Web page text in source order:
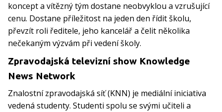
koncept a vítězný tým dostane neobvyklou a vzrušující
cenu. Dostane příležitost na jeden den řídit školu,
převzít roli ředitele, jeho kancelář a čelit několika
nečekaným výzvám při vedení školy.
Zpravodajská televizní show Knowledge
News Network
Znalostní zpravodajská síť (KNN) je mediální iniciativa
vedená studenty. Studenti spolu se svými učiteli a